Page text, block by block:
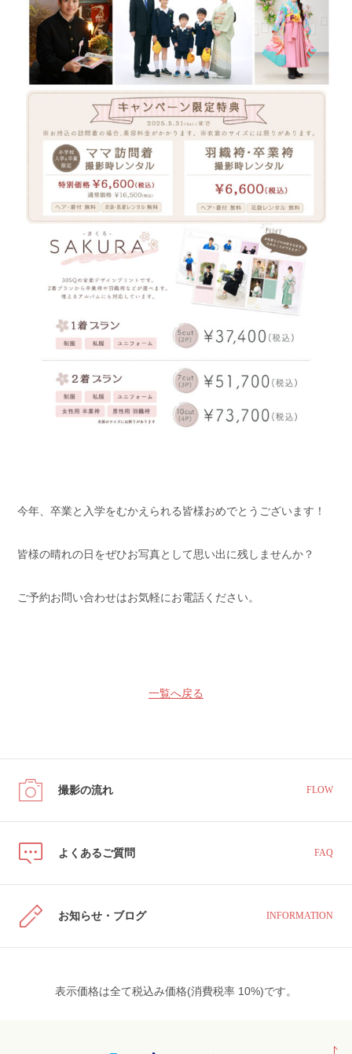
今年、卒業と入学をむかえられる皆様おめでとうございます！
皆様の晴れの日をぜひお写真として思い出に残しませんか？
ご予約お問い合わせはお気軽にお電話ください。
一覧へ戻る
撮影の流れ FLOW
よくあるご質問 FAQ
お知らせ・ブログ INFORMATION
表示価格は全て税込み価格(消費税率 10%)です。